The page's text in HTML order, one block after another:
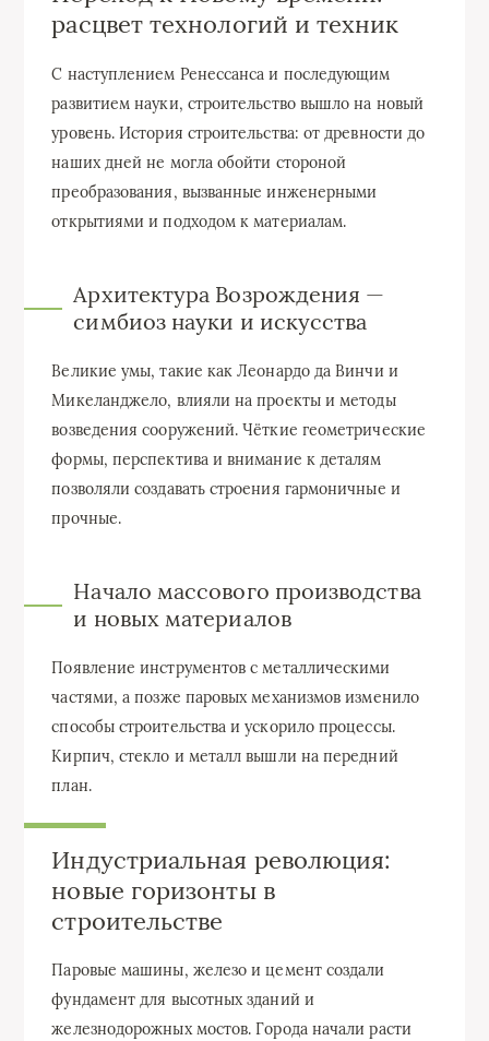
расцвет технологий и техник
С наступлением Ренессанса и последующим
развитием науки, строительство вышло на новый
уровень. История строительства: от древности до
наших дней не могла обойти стороной
преобразования, вызванные инженерными
открытиями и подходом к материалам.
Архитектура Возрождения —
симбиоз науки и искусства
Великие умы, такие как Леонардо да Винчи и
Микеланджело, влияли на проекты и методы
возведения сооружений. Чёткие геометрические
формы, перспектива и внимание к деталям
позволяли создавать строения гармоничные и
прочные.
Начало массового производства
и новых материалов
Появление инструментов с металлическими
частями, а позже паровых механизмов изменило
способы строительства и ускорило процессы.
Кирпич, стекло и металл вышли на передний
план.
Индустриальная революция:
новые горизонты в
строительстве
Паровые машины, железо и цемент создали
фундамент для высотных зданий и
железнодорожных мостов. Города начали расти